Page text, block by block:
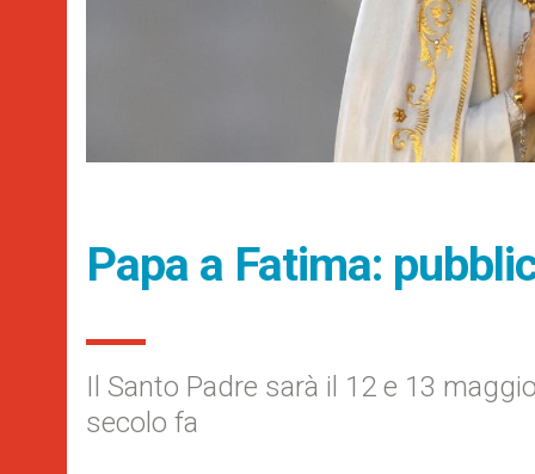
Papa a Fatima:
Il Santo Padre sarà il 12 e 13
secolo fa